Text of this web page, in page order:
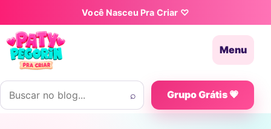
Pular para o conteúdoVocê Nasceu Pra Criar ♡
Menu
Buscar por:
⌕ Grupo Grátis 💗